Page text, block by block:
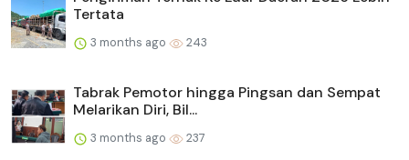
Tertata
3 months ago 243
Tabrak Pemotor hingga Pingsan dan Sempat
Melarikan Diri, Bil...
3 months ago 237